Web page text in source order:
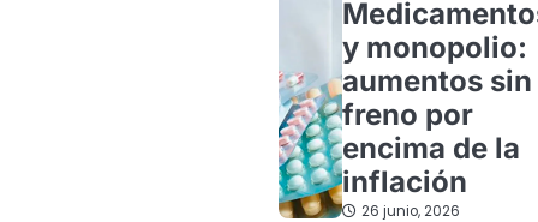
y monopolio:
aumentos sin
freno por
encima de la
inflación
26 junio, 2026